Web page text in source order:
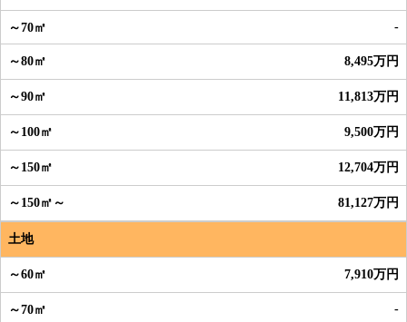
-
8,495万円
11,813万円
9,500万円
12,704万円
81,127万円
土地
7,910万円
-